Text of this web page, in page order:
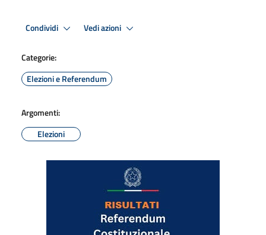
Condividi Vedi azioni
Categorie:
Elezioni e Referendum
Argomenti:
Elezioni